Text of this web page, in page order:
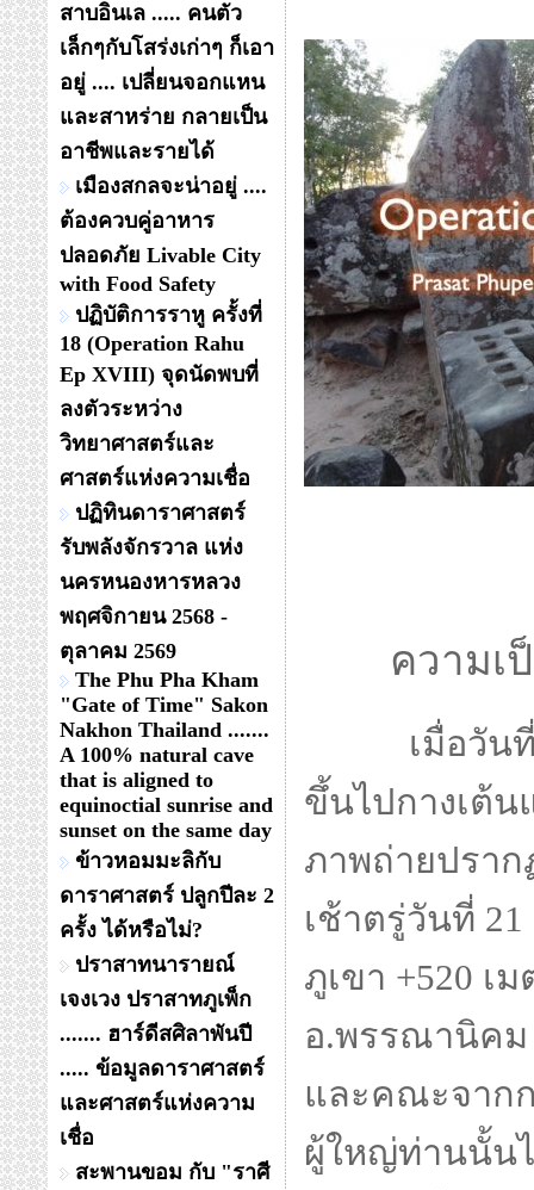
สาบอินเล ..... คนตัว
เล็กๆกับโสร่งเก่าๆ ก็เอา
อยู่ .... เปลี่ยนจอกแหน
และสาหร่าย กลายเป็น
อาชีพและรายได้
เมืองสกลจะน่าอยู่ ....
ต้องควบคู่อาหาร
ปลอดภัย Livable City
with Food Safety
ปฏิบัติการราหู ครั้งที่
18 (Operation Rahu
Ep XVIII) จุดนัดพบที่
ลงตัวระหว่าง
วิทยาศาสตร์และ
ศาสตร์แห่งความเชื่อ
ปฏิทินดาราศาสตร์
รับพลังจักรวาล แห่ง
นครหนองหารหลวง
พฤศจิกายน 2568 -
ตุลาคม 2569
The Phu Pha Kham
"Gate of Time" Sakon
Nakhon Thailand .......
A 100% natural cave
that is aligned to
equinoctial sunrise and
sunset on the same day
ข้าวหอมมะลิกับ
ดาราศาสตร์ ปลูกปีละ 2
ครั้ง ได้หรือไม่?
ปราสาทนารายณ์
เจงเวง ปราสาทภูเพ็ก
....... ฮาร์ดีสศิลาพันปี
..... ข้อมูลดาราศาสตร์
และศาสตร์แห่งความ
เชื่อ
สะพานขอม กับ "ราศี
ความเป็
เมื่อวันที่
ขึ้นไปกางเต้
ภาพถ่ายปราก
เช้าตรู่วันที่
ภูเขา +520 เ
อ.พรรณานิค
และคณะจาก
ผู้ใหญ่ท่านนั้น